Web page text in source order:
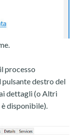
processo
destro del
dettagli (o Altri
disponibile).